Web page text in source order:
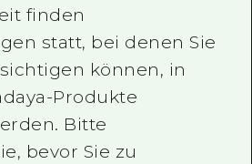
finden
statt, bei denen Sie
können, in
Produkte
Bitte
bevor Sie zu